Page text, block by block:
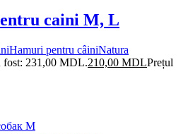
caini M, L
Hamuri pentru câiniNatura
fost: 231,00 MDL.210,00 MDLPrețul